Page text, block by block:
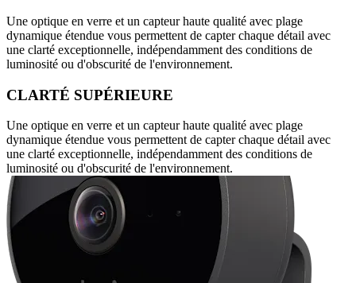
Une optique en verre et un capteur haute qualité avec plage
dynamique étendue vous permettent de capter chaque détail avec
une clarté exceptionnelle, indépendamment des conditions de
luminosité ou d'obscurité de l'environnement.
CLARTÉ SUPÉRIEURE
Une optique en verre et un capteur haute qualité avec plage
dynamique étendue vous permettent de capter chaque détail avec
une clarté exceptionnelle, indépendamment des conditions de
luminosité ou d'obscurité de l'environnement.